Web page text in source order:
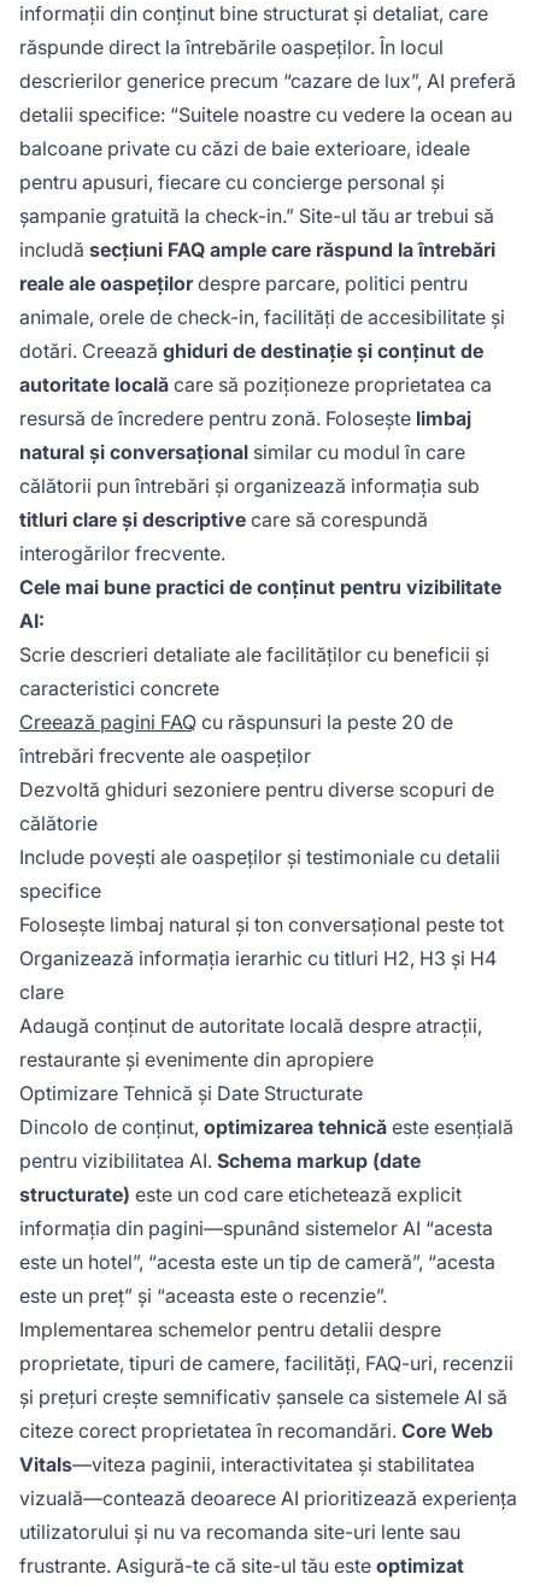
informații din conținut bine structurat și detaliat, care
răspunde direct la întrebările oaspeților. În locul
descrierilor generice precum “cazare de lux”, AI preferă
detalii specifice: “Suitele noastre cu vedere la ocean au
balcoane private cu căzi de baie exterioare, ideale
pentru apusuri, fiecare cu concierge personal și
șampanie gratuită la check-in.” Site-ul tău ar trebui să
includă secțiuni FAQ ample care răspund la întrebări
reale ale oaspețilordespre parcare, politici pentru
animale, orele de check-in, facilități de accesibilitate și
dotări. Creează ghiduri de destinație și conținut de
autoritate locală care să poziționeze proprietatea ca
resursă de încredere pentru zonă. Folosește limbaj
natural și conversațional similar cu modul în care
călătorii pun întrebări și organizează informația sub
titluri clare și descriptive care să corespundă
interogărilor frecvente.
Cele mai bune practici de conținut pentru vizibilitate
AI:
Scrie descrieri detaliate ale facilităților cu beneficii și
caracteristici concrete
Creează pagini FAQ cu răspunsuri la peste 20 de
întrebări frecvente ale oaspeților
Dezvoltă ghiduri sezoniere pentru diverse scopuri de
călătorie
Include povești ale oaspeților și testimoniale cu detalii
specifice
Folosește limbaj natural și ton conversațional peste tot
Organizează informația ierarhic cu titluri H2, H3 și H4
clare
Adaugă conținut de autoritate locală despre atracții,
restaurante și evenimente din apropiere
Optimizare Tehnică și Date Structurate
Dincolo de conținut, optimizarea tehnică este esențială
pentru vizibilitatea AI. Schema markup (date
structurate) este un cod care etichetează explicit
informația din pagini—spunând sistemelor AI “acesta
este un hotel”, “acesta este un tip de cameră”, “acesta
este un preț” și “aceasta este o recenzie”.
Implementarea schemelor pentru detalii despre
proprietate, tipuri de camere, facilități, FAQ-uri, recenzii
și prețuri crește semnificativ șansele ca sistemele AI să
citeze corect proprietatea în recomandări. Core Web
Vitals—viteza paginii, interactivitatea și stabilitatea
vizuală—contează deoarece AI prioritizează experiența
utilizatorului și nu va recomanda site-uri lente sau
frustrante. Asigură-te că site-ul tău este optimizat